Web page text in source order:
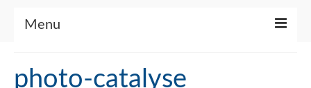
Menu
photo-catalyse